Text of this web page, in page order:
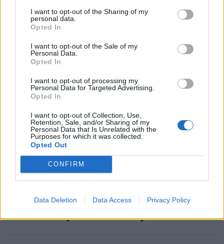
I want to opt-out of the Sharing of my
personal data.
Opted In
I want to opt-out of the Sale of my
Personal Data.
Opted In
I want to opt-out of processing my
Personal Data for Targeted Advertising.
Opted In
I want to opt-out of Collection, Use,
Retention, Sale, and/or Sharing of my
Personal Data that Is Unrelated with the
Purposes for which it was collected.
Opted Out
CONFIRM
Data Deletion Data Access Privacy Policy
Kela muistuttaa tärkeästä
ikärajasta
2
MATKAILU
Finnairin lennoista osan lentää
jatkossa toinen lentoyhtiö –
matkustajille tärkeä rajoitus